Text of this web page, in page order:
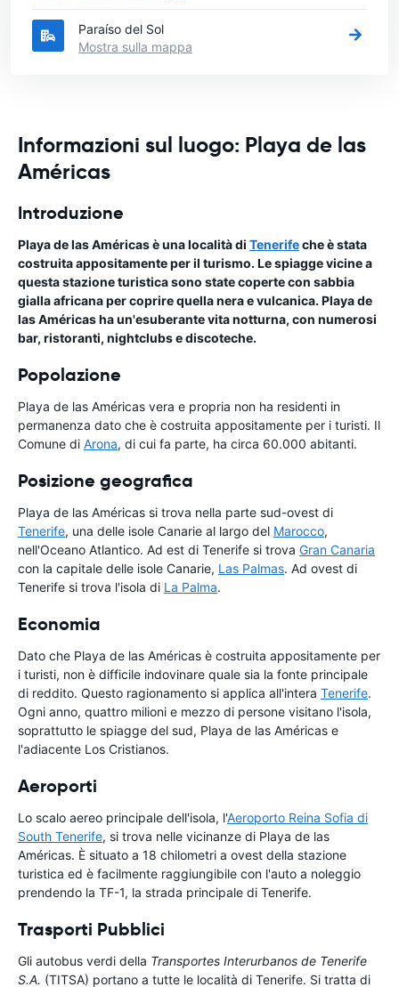
Paraíso del Sol
Mostra sulla mappa
Informazioni sul luogo: Playa de las
Américas
Introduzione
Playa de las Américas è una località di Tenerifeche è stata
costruita appositamente per il turismo. Le spiagge vicine a
questa stazione turistica sono state coperte con sabbia
gialla africana per coprire quella nera e vulcanica. Playa de
las Américas ha un'esuberante vita notturna, con numerosi
bar, ristoranti, nightclubs e discoteche.
Popolazione
Playa de las Américas vera e propria non ha residenti in
permanenza dato che è costruita appositamente per i turisti. Il
Comune di Arona, di cui fa parte, ha circa 60.000 abitanti.
Posizione geografica
Playa de las Américas si trova nella parte sud-ovest di
Tenerife, una delle isole Canarie al largo del Marocco,
nell'Oceano Atlantico. Ad est di Tenerife si trova Gran Canaria
con la capitale delle isole Canarie, Las Palmas. Ad ovest di
Tenerife si trova l'isola di La Palma.
Economia
Dato che Playa de las Américas è costruita appositamente per
i turisti, non è difficile indovinare quale sia la fonte principale
di reddito. Questo ragionamento si applica all'intera Tenerife.
Ogni anno, quattro milioni e mezzo di persone visitano l'isola,
soprattutto le spiagge del sud, Playa de las Américas e
l'adiacente Los Cristianos.
Aeroporti
Lo scalo aereo principale dell'isola, l'Aeroporto Reina Sofia di
South Tenerife, si trova nelle vicinanze di Playa de las
Américas. È situato a 18 chilometri a ovest della stazione
turistica ed è facilmente raggiungibile con l'auto a noleggio
prendendo la TF-1, la strada principale di Tenerife.
Trasporti Pubblici
Gli autobus verdi della Transportes Interurbanos de Tenerife
S.A. (TITSA) portano a tutte le località di Tenerife. Si tratta di